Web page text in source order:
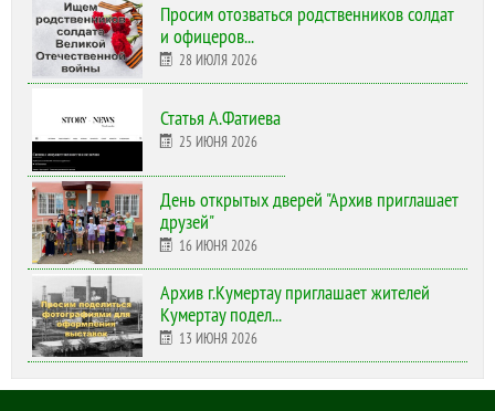
Просим отозваться родственников солдат
и офицеров...
28 ИЮЛЯ 2026
Статья А.Фатиева
25 ИЮНЯ 2026
День открытых дверей "Архив приглашает
друзей"
16 ИЮНЯ 2026
Архив г.Кумертау приглашает жителей
Кумертау подел...
13 ИЮНЯ 2026